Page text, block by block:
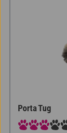
Porta Tug